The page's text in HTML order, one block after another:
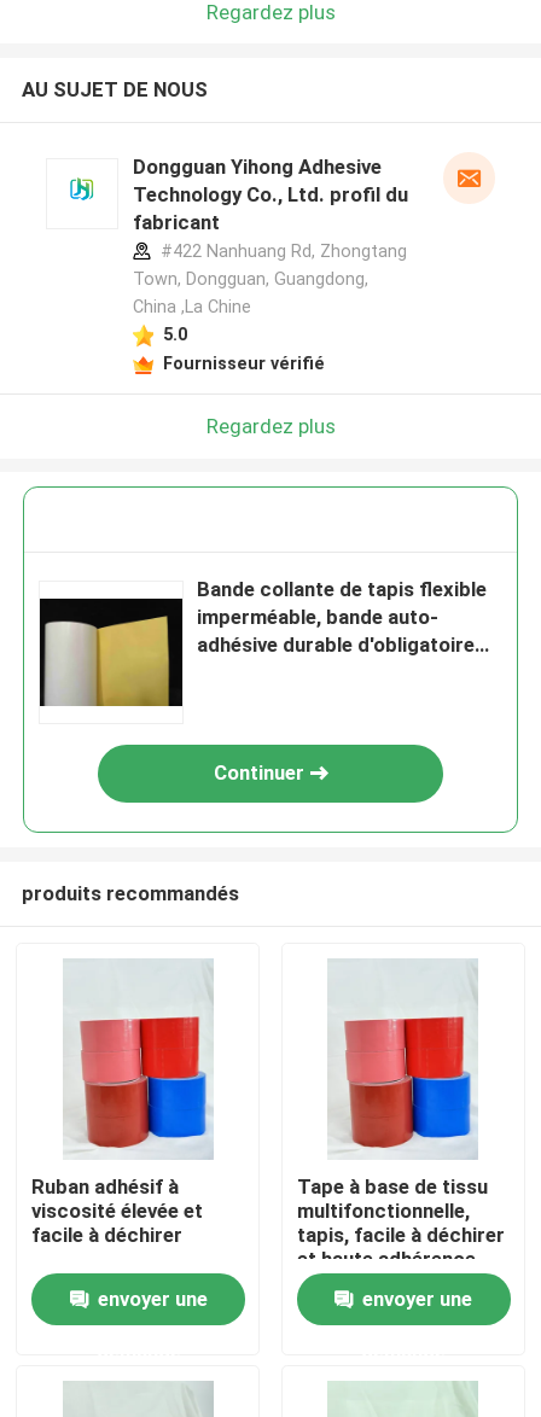
Aperçu
Produits
Vidéos
Regardez plus
AU SUJET DE NOUS
Dongguan Yihong Adhesive
Technology Co., Ltd. profil du
fabricant
#422 Nanhuang Rd, Zhongtang
Town, Dongguan, Guangdong,
China ,La Chine
5.0
Fournisseur vérifié
Regardez plus
Bande collante de tapis flexible
imperméable, bande auto-
adhésive durable d'obligatoire
Continuer
produits recommandés
Ruban adhésif à
viscosité élevée et
facile à déchirer
envoyer une
Tape à base de tissu
multifonctionnelle,
tapis, facile à déchirer
et haute adhérence
envoyer une